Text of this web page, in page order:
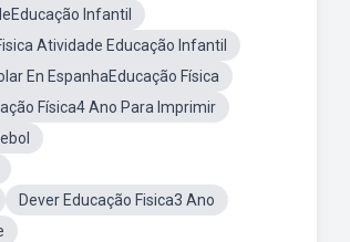
Infantil
Atividade Educação Infantil
En EspanhaEducação Física
Física4 Ano Para Imprimir
Dever Educação Fisica3 Ano